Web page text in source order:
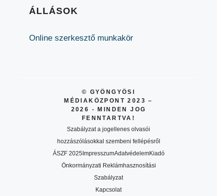
ÁLLÁSOK
Online szerkesztő munkakör
© GYÖNGYÖSI
MÉDIAKÖZPONT 2023 –
2026 - MINDEN JOG
FENNTARTVA!
Szabályzat a jogellenes olvasói
hozzászólásokkal szembeni fellépésről
ÁSZF 2025ImpresszumAdatvédelemKiadó
Önkormányzati Reklámhasznosítási
Szabályzat
Kapcsolat